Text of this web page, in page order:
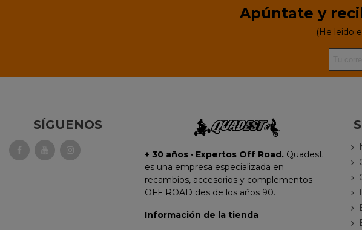
Apúntate y
(He leido
SÍGUENOS
+ 30 años · Expertos Off Road. Quadest
es una empresa especializada en
recambios, accesorios y complementos
OFF ROAD des de los años 90.
Información de la tienda